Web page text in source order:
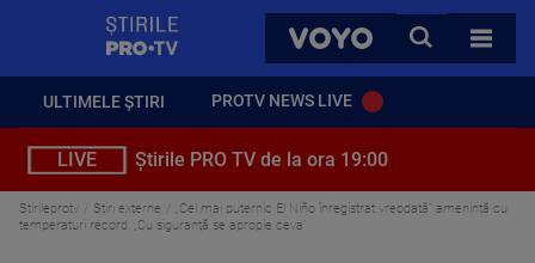
VOYO
CAUTA
TOATE
ULTIMELE ȘTIRI PROTV NEWS LIVE
LIVE Știrile PRO TV de la ora 19:00
Stirileprotv Stiri externe
„Cel mai puternic El Niño înregistrat vreodată” amenință cu
temperaturi record. „Cu siguranță se apropie ceva”